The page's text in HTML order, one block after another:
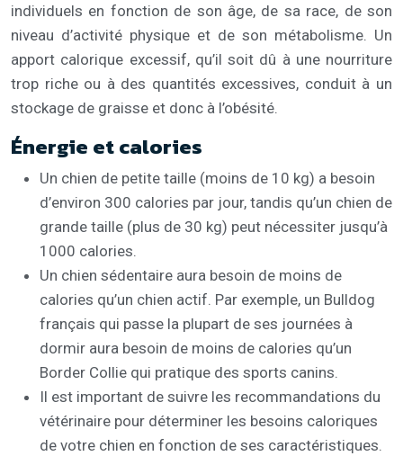
individuels en fonction de son âge, de sa race, de son
niveau d’activité physique et de son métabolisme. Un
apport calorique excessif, qu’il soit dû à une nourriture
trop riche ou à des quantités excessives, conduit à un
stockage de graisse et donc à l’obésité.
Énergie et calories
Un chien de petite taille (moins de 10 kg) a besoin
d’environ 300 calories par jour, tandis qu’un chien de
grande taille (plus de 30 kg) peut nécessiter jusqu’à
1000 calories.
Un chien sédentaire aura besoin de moins de
calories qu’un chien actif. Par exemple, un Bulldog
français qui passe la plupart de ses journées à
dormir aura besoin de moins de calories qu’un
Border Collie qui pratique des sports canins.
Il est important de suivre les recommandations du
vétérinaire pour déterminer les besoins caloriques
de votre chien en fonction de ses caractéristiques.